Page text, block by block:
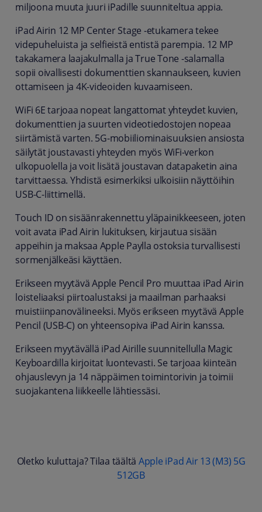
miljoona muuta juuri iPadille suunniteltua appia.
iPad Airin 12 MP Center Stage -etukamera tekee
videpuheluista ja selfieistä entistä parempia. 12 MP
takakamera laajakulmalla ja True Tone -salamalla
sopii oivallisesti dokumenttien skannaukseen, kuvien
ottamiseen ja 4K-videoiden kuvaamiseen.
WiFi 6E tarjoaa nopeat langattomat yhteydet kuvien,
dokumenttien ja suurten videotiedostojen nopeaa
siirtämistä varten. 5G-mobiiliominaisuuksien ansiosta
säilytät joustavasti yhteyden myös WiFi-verkon
ulkopuolella ja voit lisätä joustavan datapaketin aina
tarvittaessa. Yhdistä esimerkiksi ulkoisiin näyttöihin
USB-C-liittimellä.
Touch ID on sisäänrakennettu yläpainikkeeseen, joten
voit avata iPad Airin lukituksen, kirjautua sisään
appeihin ja maksaa Apple Paylla ostoksia turvallisesti
sormenjälkeäsi käyttäen.
Erikseen myytävä Apple Pencil Pro muuttaa iPad Airin
loisteliaaksi piirtoalustaksi ja maailman parhaaksi
muistiinpanovälineeksi. Myös erikseen myytävä Apple
Pencil (USB-C) on yhteensopiva iPad Airin kanssa.
Erikseen myytävällä iPad Airille suunnitellulla Magic
Keyboardilla kirjoitat luontevasti. Se tarjoaa kiinteän
ohjauslevyn ja 14 näppäimen toimintorivin ja toimii
suojakantena liikkeelle lähtiessäsi.
Oletko kuluttaja? Tilaa täältä Apple iPad Air 13 (M3) 5G
512GB